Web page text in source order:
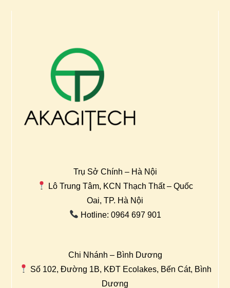
Trụ Sở Chính – Hà Nội
Lô Trung Tâm, KCN Thạch Thất – Quốc
Oai, TP. Hà Nội
Hotline: 0964 697 901
Chi Nhánh – Bình Dương
Số 102, Đường 1B, KĐT Ecolakes, Bến Cát, Bình
Dương